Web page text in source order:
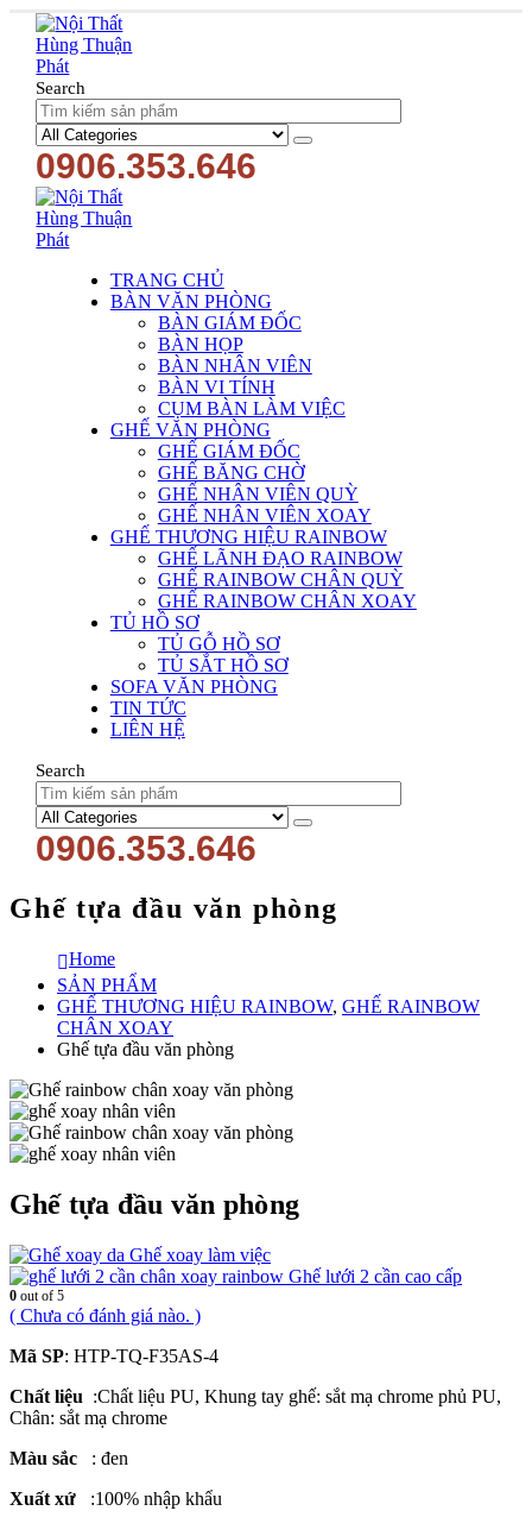
Search
0906.353.646
TRANG CHỦ
BÀN VĂN PHÒNG
BÀN GIÁM ĐỐC
BÀN HỌP
BÀN NHÂN VIÊN
BÀN VI TÍNH
CỤM BÀN LÀM VIỆC
GHẾ VĂN PHÒNG
GHẾ GIÁM ĐỐC
GHẾ BĂNG CHỜ
GHẾ NHÂN VIÊN QUỲ
GHẾ NHÂN VIÊN XOAY
GHẾ THƯƠNG HIỆU RAINBOW
GHẾ LÃNH ĐẠO RAINBOW
GHẾ RAINBOW CHÂN QUỲ
GHẾ RAINBOW CHÂN XOAY
TỦ HỒ SƠ
TỦ GỖ HỒ SƠ
TỦ SẮT HỒ SƠ
SOFA VĂN PHÒNG
TIN TỨC
LIÊN HỆ
Search
0906.353.646
Ghế tựa đầu văn phòng
Home
SẢN PHẨM
GHẾ THƯƠNG HIỆU RAINBOW, GHẾ RAINBOW
CHÂN XOAY
Ghế tựa đầu văn phòng
Ghế tựa đầu văn phòng
Ghế xoay làm việc
Ghế lưới 2 cần cao cấp
0 out of 5
( Chưa có đánh giá nào. )
Mã SP: HTP-TQ-F35AS-4
Chất liệu :Chất liệu PU, Khung tay ghế: sắt mạ chrome phủ PU,
Chân: sắt mạ chrome
Màu sắc
: đen
Xuất xứ
:100% nhập khẩu